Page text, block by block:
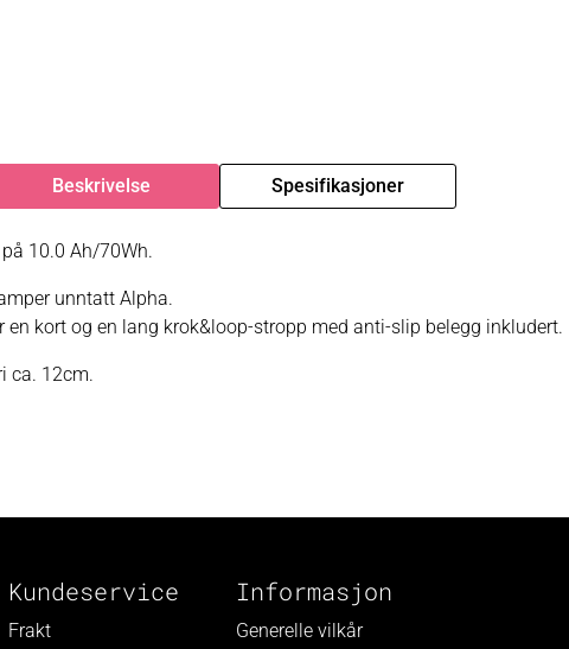
Beskrivelse Spesifikasjoner
10.0 Ah/70Wh.
unntatt Alpha.
kort og en lang krok&loop-stropp med anti-slip belegg inkludert.
ca. 12cm.
Kundeservice
Frakt
Informasjon
Generelle vilkår